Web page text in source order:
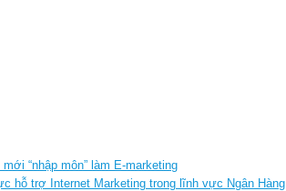
“nhập môn” làm E-marketing
hỗ trợ Internet Marketing trong lĩnh vực Ngân Hàng